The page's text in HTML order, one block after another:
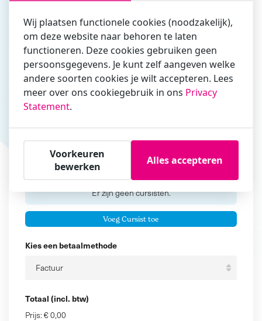
Vul hier bij voorkeur het e-mailadres in waarmee je
zakelijk/administratief correspondeert
Is de contactpersoon ook een cursist?
Ja
Cursisten
Voeg cursisten toe
Voornaam
Tussenvoegsel
Er zijn geencursisten.
Voeg Cursist toe
Kies een betaalmethode
Totaal (incl. btw)
Prijs: € 0,00
Wij plaatsen functionele cookies (noodzakelijk),
om deze website naar behoren te laten
functioneren. Deze cookies gebruiken geen
persoonsgegevens. Je kunt zelf aangeven welke
andere soorten cookies je wilt accepteren. Lees
meer over ons cookiegebruik in ons Privacy
Statement.
Voorkeuren
bewerken
Alles accepteren